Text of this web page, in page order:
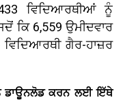
ਵਿਦਿਆਰਥੀਆਂ ਨੂੰ
ਕਿ 6,559 ਉਮੀਦਵਾਰ
ਗੈਰ-ਹਾਜ਼ਰ
ਡਾਊਨਲੋਡ ਕਰਨ ਲਈ ਇੱਥੇ